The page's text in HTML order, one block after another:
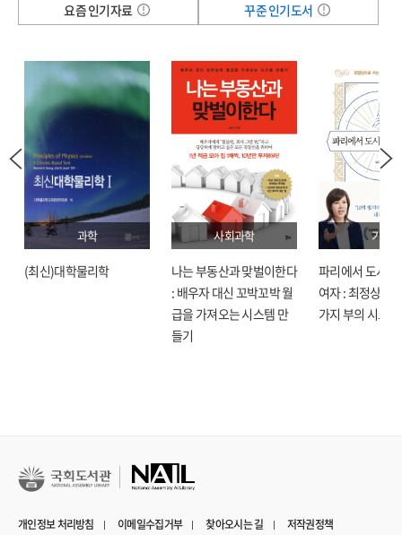
요즘 인기자료
꾸준 인기도서
과학
(최신)대학물리학
사회과학
나는 부동산과 맞벌이한다
: 배우자 대신 꼬박꼬박 월
급을 가져오는 시스템 만
들기
기술
파리에서 도시락
여자 : 최정상으
가지 부의 시크릿
개인정보 처리방침 이메일수집거부 찾아오시는 길 저작권정책